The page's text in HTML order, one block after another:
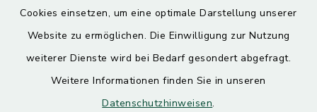
Cookies einsetzen, um eine optimale Darstellung unserer
Website zu ermöglichen. Die Einwilligung zur Nutzung
weiterer Dienste wird bei Bedarf gesondert abgefragt.
Weitere Informationen finden Sie in unseren
Datenschutzhinweisen.
Barrierefreiheit